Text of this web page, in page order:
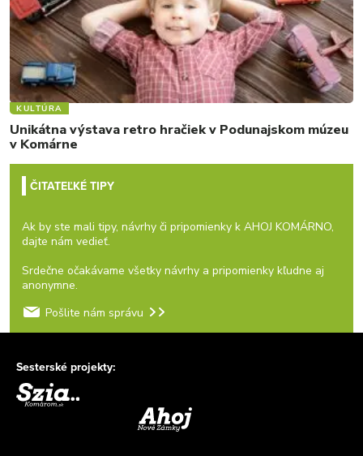
KULTÚRA
Unikátna výstava retro hračiek v Podunajskom múzeu
v Komárne
ČITATEĽKÉ TIPY
Ak by ste mali tipy, návrhy či pripomienky k AHOJ KOMÁRNO,
dajte nám vedieť.
Srdečne očakávame všetky návrhy a pripomienky kľudne aj
anonymne.
Pošlite nám správu
Sesterské projekty: